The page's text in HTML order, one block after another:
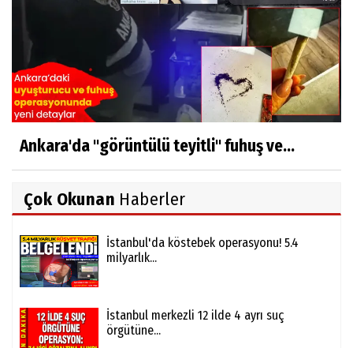
Ankara'da "görüntülü teyitli" fuhuş ve...
Çok Okunan Haberler
İstanbul'da köstebek operasyonu! 5.4
milyarlık...
İstanbul merkezli 12 ilde 4 ayrı suç
örgütüne...